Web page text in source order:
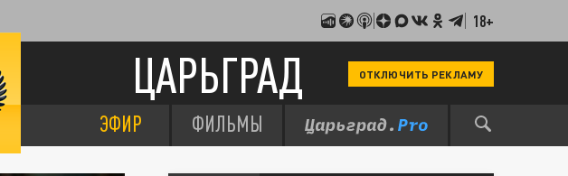
18+
ЦАРЬГРАД ОТКЛЮЧИТЬ РЕКЛАМУ
ЭФИР ФИЛЬМЫ